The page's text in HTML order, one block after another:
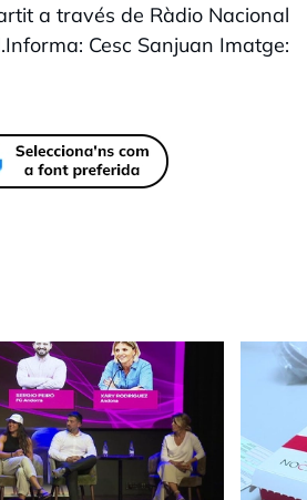
a través de Ràdio Nacional
Cesc Sanjuan Imatge: